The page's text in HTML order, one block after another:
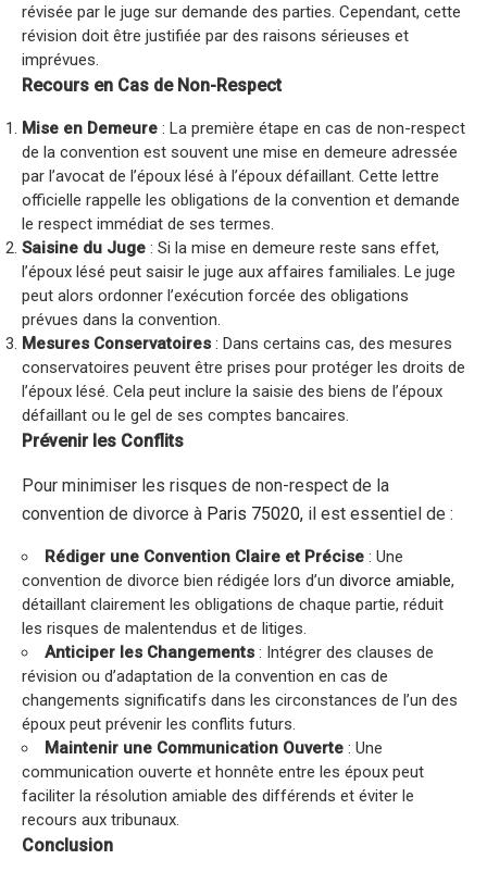
révisée par le juge sur demande des parties. Cependant, cette
révision doit être justifiée par des raisons sérieuses et
imprévues.
Recours en Cas de Non-Respect
Mise en Demeure : La première étape en cas de non-respect
de la convention est souvent une mise en demeure adressée
par l’avocat de l’époux lésé à l’époux défaillant. Cette lettre
officielle rappelle les obligations de la convention et demande
le respect immédiat de ses termes.
Saisine du Juge : Si la mise en demeure reste sans effet,
l’époux lésé peut saisir le juge aux affaires familiales. Le juge
peut alors ordonner l’exécution forcée des obligations
prévues dans la convention.
Mesures Conservatoires : Dans certains cas, des mesures
conservatoires peuvent être prises pour protéger les droits de
l’époux lésé. Cela peut inclure la saisie des biens de l’époux
défaillant ou le gel de ses comptes bancaires.
Prévenir les Conflits
Pour minimiser les risques de non-respect de la
convention de divorce à Paris 75020, il est essentiel de :
Rédiger une Convention Claire et Précise : Une
convention de divorce bien rédigée lors d’un divorce amiable,
détaillant clairement les obligations de chaque partie, réduit
les risques de malentendus et de litiges.
Anticiper les Changements : Intégrer des clauses de
révision ou d’adaptation de la convention en cas de
changements significatifs dans les circonstances de l’un des
époux peut prévenir les conflits futurs.
Maintenir une Communication Ouverte : Une
communication ouverte et honnête entre les époux peut
faciliter la résolution amiable des différends et éviter le
recours aux tribunaux.
Conclusion